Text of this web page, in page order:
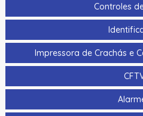
Controles
Impressora de Crachás e